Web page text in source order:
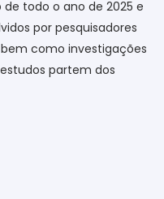
todo o ano de 2025 e
por pesquisadores
bem como investigações
partem dos